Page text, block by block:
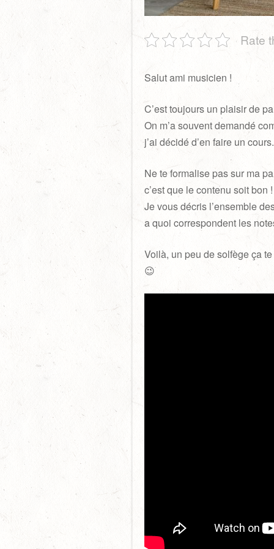
Rate
Salut ami musicien !
C’est toujours un plaisir de
On m’a souvent demandé
j’ai décidé d’en faire un cours.
Ne te formalise pas sur ma
c’est que le contenu soit
Je vous décris l’ensemble
a quoi correspondent les
Voilà, un peu de solfège ça
😉